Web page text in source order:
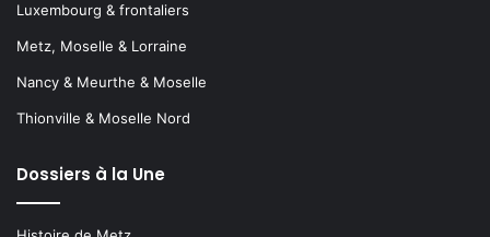
Luxembourg & frontaliers
Metz, Moselle & Lorraine
Nancy & Meurthe & Moselle
Thionville & Moselle Nord
Dossiers à la Une